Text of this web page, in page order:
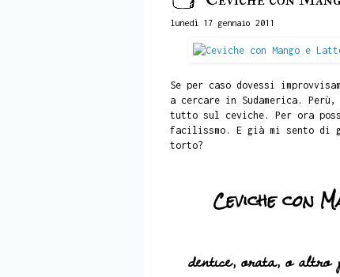
lunedì 17 gennaio 2011
Se per caso dovessi
a cercare in Sudamerica.
tutto sul ceviche. Per ora
facilissmo. E già mi sento di
torto?
Ceviche con
dentice, orata, o altro